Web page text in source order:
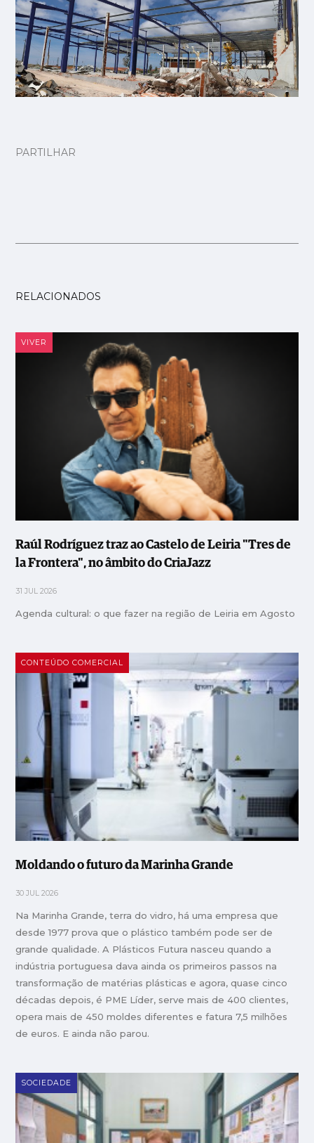
PARTILHAR
RELACIONADOS
VIVER
Raúl Rodríguez traz ao Castelo de Leiria "Tres de
la Frontera", no âmbito do CriaJazz
31 JUL 2026
Agenda cultural: o que fazer na região de Leiria em Agosto
CONTEÚDO COMERCIAL
Moldando o futuro da Marinha Grande
30 JUL 2026
Na Marinha Grande, terra do vidro, há uma empresa que
desde 1977 prova que o plástico também pode ser de
grande qualidade. A Plásticos Futura nasceu quando a
indústria portuguesa dava ainda os primeiros passos na
transformação de matérias plásticas e agora, quase cinco
décadas depois, é PME Líder, serve mais de 400 clientes,
opera mais de 450 moldes diferentes e fatura 7,5 milhões
de euros. E ainda não parou.
SOCIEDADE